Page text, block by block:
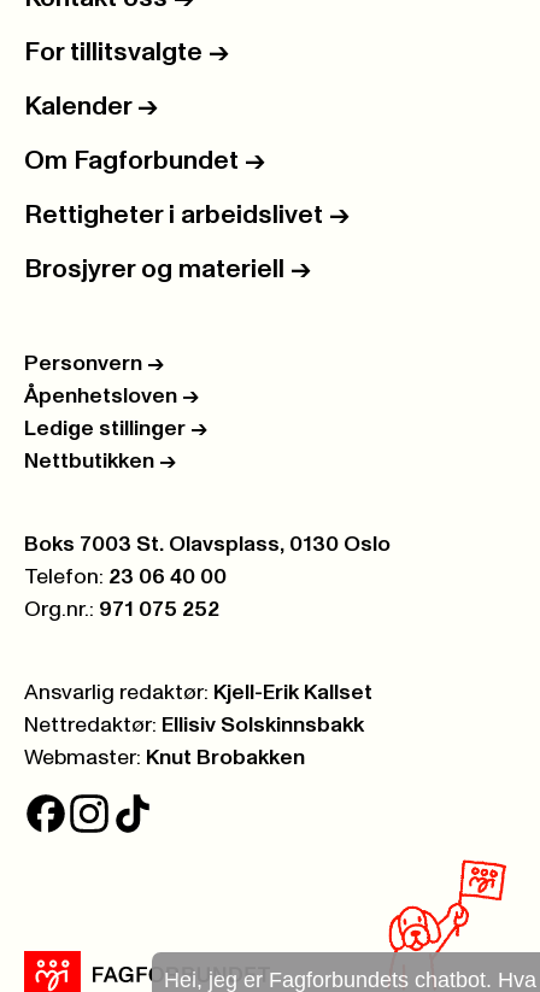
Hei, jeg er Fagforbundets chatbot. Hva kan jeg
For tillitsvalgte ->
Kalender ->
Om Fagforbundet ->
Rettigheter i arbeidslivet ->
Brosjyrer og materiell ->
Personvern ->
Åpenhetsloven ->
Ledige stillinger ->
Nettbutikken ->
Postboks:
Boks 7003 St. Olavsplass, 0130 Oslo
Telefon: 23 06 40 00
Org.nr.: 971 075 252
Ansvarlig redaktør: Kjell-Erik Kallset
Nettredaktør: Ellisiv Solskinnsbakk
Webmaster: Knut Brobakken